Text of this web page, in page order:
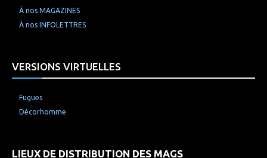
À nos MAGAZINES
À nos INFOLETTRES
VERSIONS VIRTUELLES
Fugues
Décorhomme
LIEUX DE DISTRIBUTION DES MAGS